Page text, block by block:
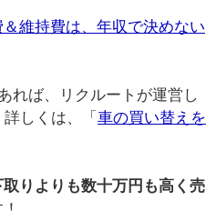
維持費は、年収で決めない
れば、リクルートが運営し
しくは、「 車の買い替えを
取りよりも数十万円も高く売